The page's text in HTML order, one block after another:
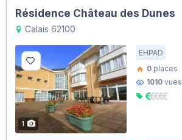
Résidence Château des Dunes
Calais 62100
1
EHPAD
0 places
1010 vues